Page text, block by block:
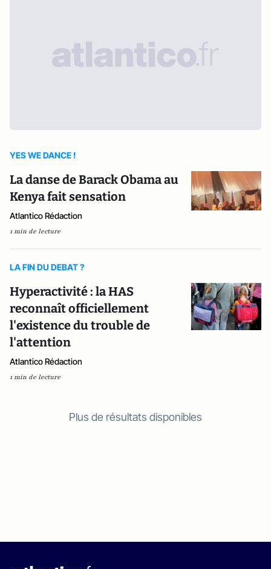
YES WE DANCE !
La danse de Barack Obama au
Kenya fait sensation
Atlantico Rédaction
1 min de lecture
LA FIN DU DEBAT ?
Hyperactivité : la HAS
reconnaît officiellement
l'existence du trouble de
l'attention
Atlantico Rédaction
1 min de lecture
Plus de résultats disponibles